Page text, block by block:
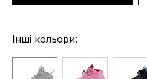
Інші кольори: